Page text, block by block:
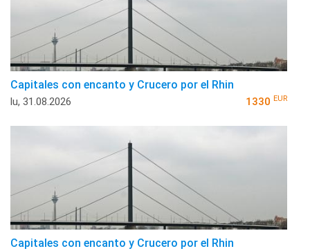
Capitales con encanto y Crucero por el Rhin
lu, 31.08.2026 1330 EUR
Capitales con encanto y Crucero por el Rhin